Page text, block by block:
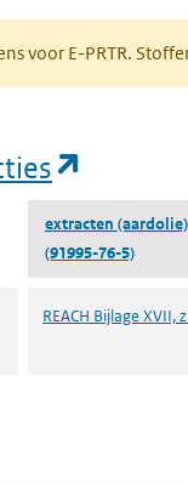
voor E-PRTR.
extracten
(91995-76-5)
REACH Bijlage